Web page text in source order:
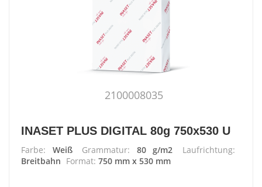
2100008035
INASET PLUS DIGITAL 80g 750x530 U
Farbe: Weiß Grammatur: 80 g/m2
Laufrichtung:
Breitbahn Format: 750 mm x 530 mm